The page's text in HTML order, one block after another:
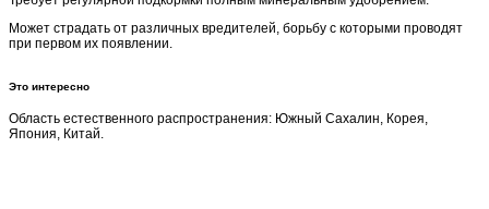
Может страдать от различных вредителей, борьбу с которыми проводят
при первом их появлении.
Это интересно
Область естественного распространения: Южный Сахалин, Корея,
Япония, Китай.